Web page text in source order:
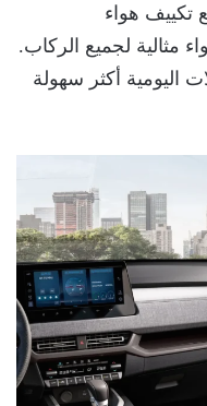
تكييف هواء
مثالية لجميع الركاب.
اليومية أكثر سهولة